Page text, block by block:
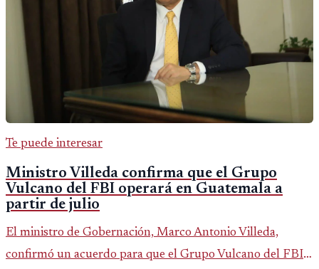
Te puede interesar
Ministro Villeda confirma que el Grupo
Vulcano del FBI operará en Guatemala a
partir de julio
El ministro de Gobernación, Marco Antonio Villeda,
confirmó un acuerdo para que el Grupo Vulcano del FBI